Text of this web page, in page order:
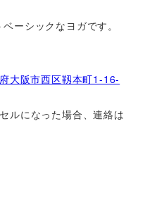
ーシックなヨガです。
大阪市西区靱本町1-16-
ルになった場合、連絡は